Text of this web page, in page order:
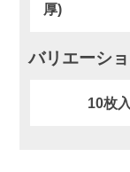
厚)
バリエーシ
10枚入